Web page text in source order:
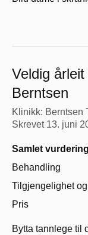
Veldig
Berntsen
Klinikk: Berntsen
Skrevet 13. juni
Samlet vurdering
Behandling
Tilgjengelighet
Pris
Bytta tannlege til